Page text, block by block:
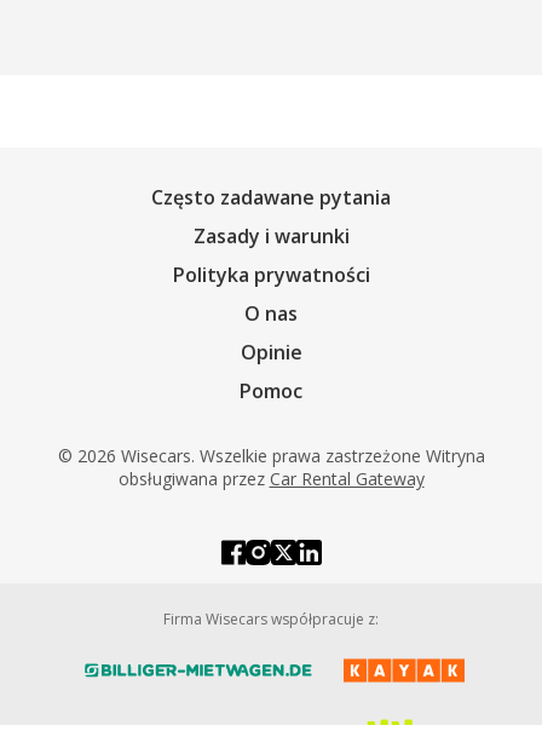
Często zadawane pytania
Zasady i warunki
Polityka prywatności
O nas
Opinie
Pomoc
© 2026 Wisecars. Wszelkie prawa zastrzeżone Witryna
obsługiwana przez Car Rental Gateway
Firma Wisecars współpracuje z: